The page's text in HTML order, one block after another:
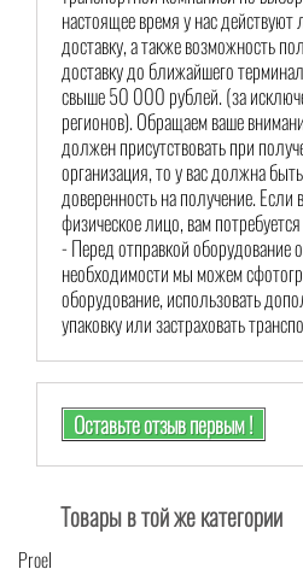
настоящее время у нас
доставку, а также возможность
доставку до ближайшего
свыше 50 000 рублей. (за
регионов). Обращаем ваше
должен присутствовать при
организация, то у вас должна
доверенность на получение. Если
физическое лицо, вам
- Перед отправкой оборудование
необходимости мы можем
оборудование, использовать
упаковку или застраховать
Оставьте отзыв первым !
Товары в той же категории
Proel